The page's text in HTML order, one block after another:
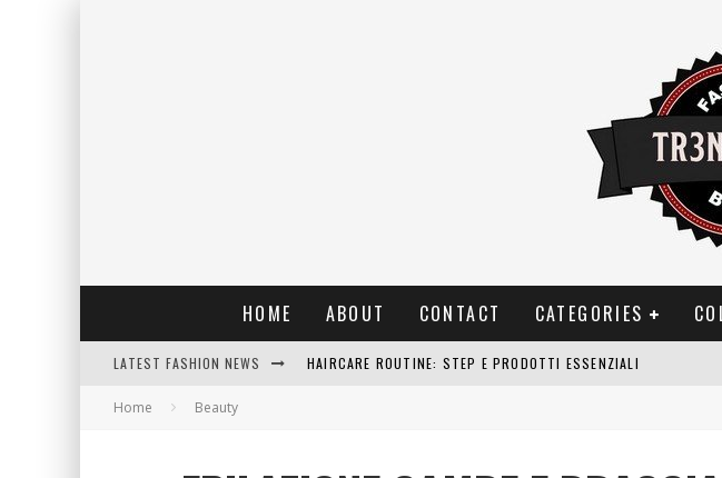
HOME ABOUT CONTACT CATEGORIES
LATEST FASHION NEWS RAIN: IL PROFUMO DELLA PIOGGIA, FRAGRANZE EVOCATIVE DI
Home Beauty